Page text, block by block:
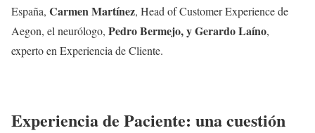
España, Carmen Martínez, Head of Customer Experience de
Aegon, el neurólogo, Pedro Bermejo, y Gerardo Laíno,
experto en Experiencia de Cliente.
Experiencia de Paciente: una cuestión